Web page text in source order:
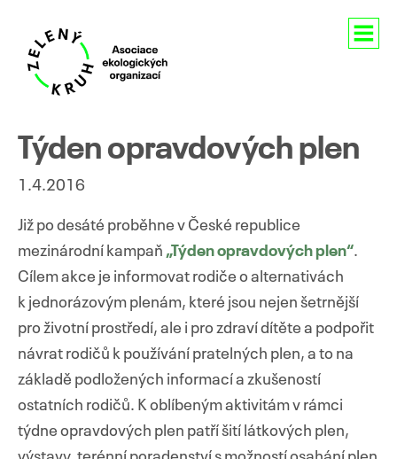
Naše aktivity
Pro média
Kontakty
Týden opravdových plen
1.4.2016
Již po desáté proběhne v České republice
mezinárodní kampaň „Týden opravdových plen“.
Cílem akce je informovat rodiče o alternativách
k jednorázovým plenám, které jsou nejen šetrnější
pro životní prostředí, ale i pro zdraví dítěte a podpořit
návrat rodičů k používání pratelných plen, a to na
základě podložených informací a zkušeností
ostatních rodičů. K oblíbeným aktivitám v rámci
týdne opravdových plen patří šití látkových plen,